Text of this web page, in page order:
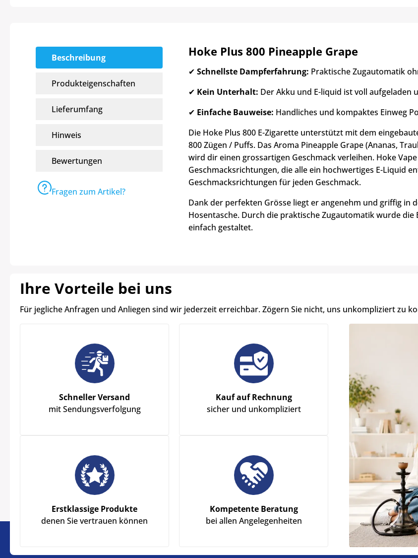
Beschreibung
Produkteigenschaften
Lieferumfang
Hinweis
Bewertungen
Fragen zum Artikel?
Hoke Plus 800 Pineapple Grape
✔ Schnellste Dampferfahrung: Praktische Zugautomatik
✔ Kein Unterhalt: Der Akku und E-liquid ist voll aufgeladen
✔ Einfache Bauweise: Handliches und kompaktes Einweg
Die Hoke Plus 800 E-Zigarette unterstützt mit dem
800 Zügen / Puffs. Das Aroma Pineapple Grape (Ananas,
wird dir einen grossartigen Geschmack verleihen. Hoke
Geschmacksrichtungen, die alle ein hochwertiges E-Liquid
Geschmacksrichtungen für jeden Geschmack.
Dank der perfekten Grösse liegt er angenehm und griffig in
Hosentasche. Durch die praktische Zugautomatik wurde die
einfach gestaltet.
Ihre Vorteile bei uns
Für jegliche Anfragen und Anliegen sind wir jederzeit erreichbar. Zögern Sie nicht, uns unkompliziert zu
Schneller Versand
mit Sendungsverfolgung
Kauf auf Rechnung
sicher und unkompliziert
Erstklassige Produkte
denen Sie vertrauen können
Kompetente Beratung
bei allen Angelegenheiten